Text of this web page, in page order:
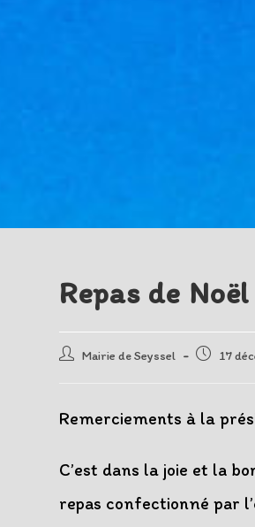
Repas de
Auteur/autrice
publication :
Mairie de Seyssel
Post 17
Remerciements à la
C’est dans la joie et la
repas confectionné par